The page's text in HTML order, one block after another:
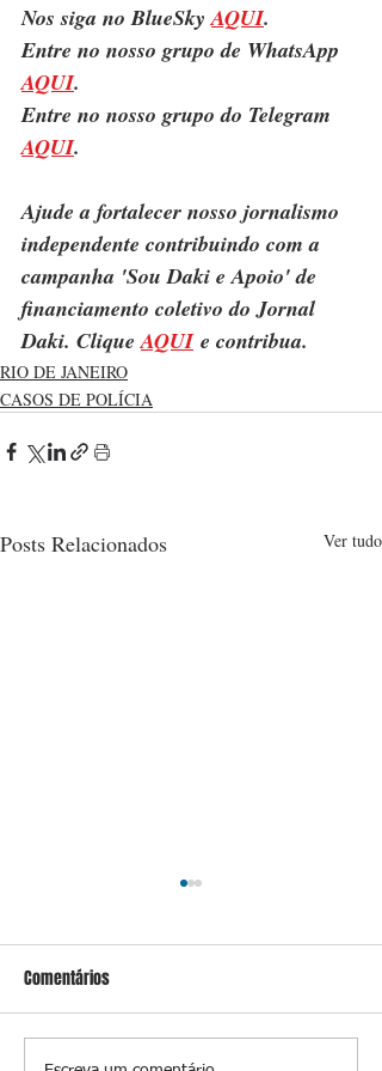
Nos siga no BlueSky AQUI.
Entre no nosso grupo de WhatsApp
AQUI.
Entre no nosso grupo do Telegram
AQUI.
Ajude a fortalecer nosso jornalismo
independente contribuindo com a
campanha 'Sou Daki e Apoio' de
financiamento coletivo do Jornal
Daki. Clique AQUI e contribua.
RIO DE JANEIRO
CASOS DE POLÍCIA
Posts Relacionados Ver tudo
Comentários